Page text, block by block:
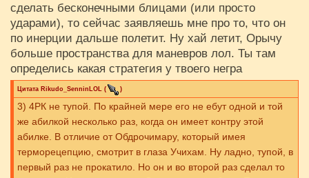
сделать бесконечными блицами (или просто
ударами), то сейчас заявляешь мне про то, что он
по инерции дальше полетит. Ну хай летит, Орычу
больше пространства для маневров лол. Ты там
определись какая стратегия у твоего негра
Цитата Rikudo_SenninLOL ( )
3) 4РК не тупой. По крайней мере его не ебут одной и той
же абилкой несколько раз, когда он имеет контру этой
абилке. В отличие от Обдрочимару, который имея
терморецепцию, смотрит в глаза Учихам. Ну ладно, тупой, в
первый раз не прокатило. Но он и во второй раз сделал то